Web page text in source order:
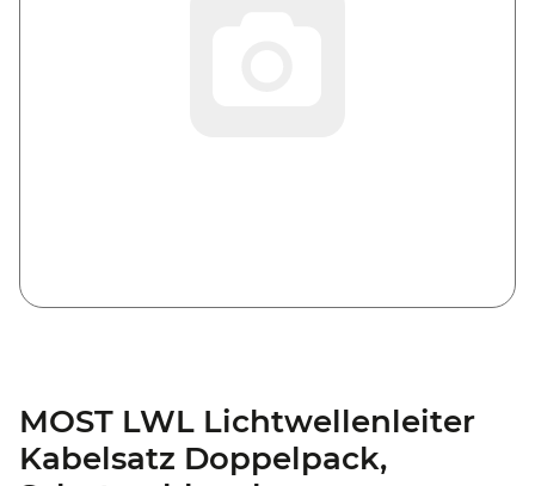
MOST LWL Lichtwellenleiter
Kabelsatz Doppelpack,